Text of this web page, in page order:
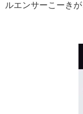
ルエンサーこーき